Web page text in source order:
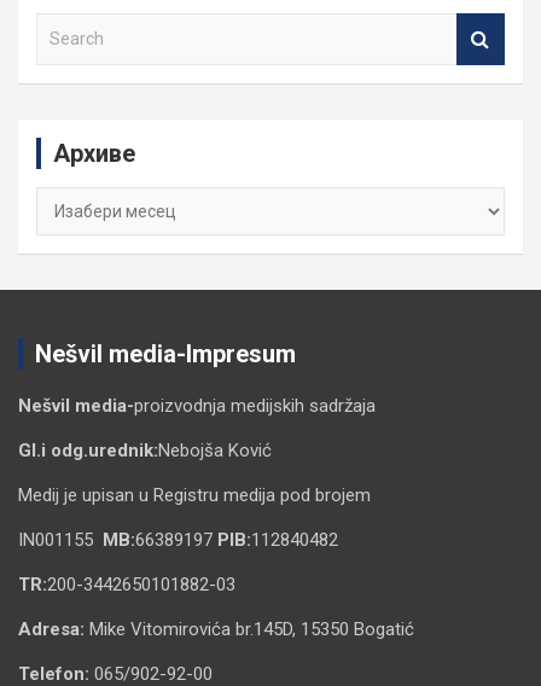
Архиве
Архиве
Nešvil media-Impresum
Nešvil media-proizvodnja medijskih sadržaja
Gl.i odg.urednik:Nebojša Ković
Medij je upisan u Registru medija pod brojem
IN001155 MB:66389197 PIB:112840482
TR:200-3442650101882-03
Adresa: Mike Vitomirovića br.145D, 15350 Bogatić
Telefon: 065/902-92-00